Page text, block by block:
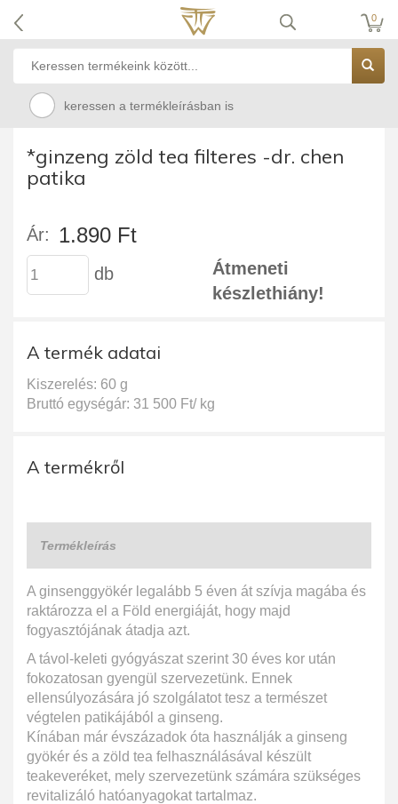
0
keressen a termékleírásban is
*ginzeng zöld tea filteres -dr. chen
patika
Ár: 1.890 Ft
db
Átmeneti
készlethiány!
A termék adatai
Kiszerelés: 60 g
Bruttó egységár: 31 500 Ft/ kg
A termékről
Termékleírás
A ginsenggyökér legalább 5 éven át szívja magába és
raktározza el a Föld energiáját, hogy majd
fogyasztójának átadja azt.
A távol-keleti gyógyászat szerint 30 éves kor után
fokozatosan gyengül szervezetünk. Ennek
ellensúlyozására jó szolgálatot tesz a természet
végtelen patikájából a ginseng.
Kínában már évszázadok óta használják a ginseng
gyökér és a zöld tea felhasználásával készült
teakeveréket, mely szervezetünk számára szükséges
revitalizáló hatóanyagokat tartalmaz.